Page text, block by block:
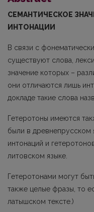
СЕМАНТИЧЕСКОЕ
ИНТОНАЦИИ
В связи с
существуют слова,
значение которых –
они отличаются лишь
докладе такие слова
Гетеротоны имеются
были в древнепрусском
интонаций и
литовском языке.
Гетеротонами могут
также целые фразы, то
латышском тексте.)